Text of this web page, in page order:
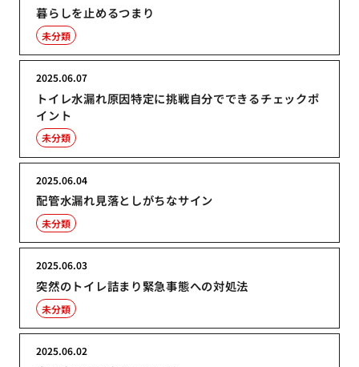
暮らしを止めるつまり
未分類
トイレ水漏れ原因特定に挑戦自分でできるチェックポ
イント
2025.06.07
未分類
配管水漏れ見落としがちなサイン
2025.06.04
未分類
突然のトイレ詰まり緊急事態への対処法
2025.06.03
未分類
2025.06.02